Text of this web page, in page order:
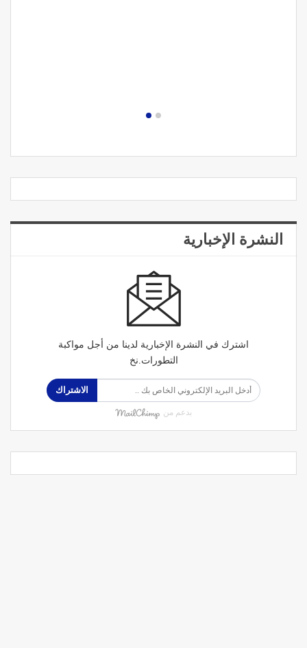
النشرة الإخبارية
اشترك في النشرة الإخبارية لدينا من أجل مواكبة
التطورات.نخ
الاشتراك
بدعم من